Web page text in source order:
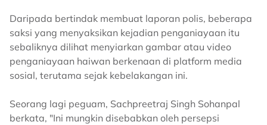
Daripada bertindak membuat laporan polis, beberapa
saksi yang menyaksikan kejadian penganiayaan itu
sebaliknya dilihat menyiarkan gambar atau video
penganiayaan haiwan berkenaan di platform media
sosial, terutama sejak kebelakangan ini.
Seorang lagi peguam, Sachpreetraj Singh Sohanpal
berkata, "Ini mungkin disebabkan oleh persepsi